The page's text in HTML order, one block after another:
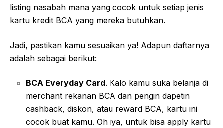
listing nasabah mana yang cocok untuk setiap jenis
kartu kredit BCA yang mereka butuhkan.
Jadi, pastikan kamu sesuaikan ya! Adapun daftarnya
adalah sebagai berikut:
BCA Everyday Card. Kalo kamu suka belanja di
merchant rekanan BCA dan pengin dapetin
cashback, diskon, atau reward BCA, kartu ini
cocok buat kamu. Oh iya, untuk bisa apply kartu